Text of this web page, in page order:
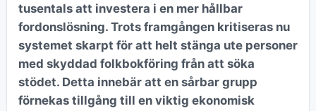
tusentals att investera i en mer hållbar
fordonslösning. Trots framgången kritiseras nu
systemet skarpt för att helt stänga ute personer
med skyddad folkbokföring från att söka
stödet. Detta innebär att en sårbar grupp
förnekas tillgång till en viktig ekonomisk